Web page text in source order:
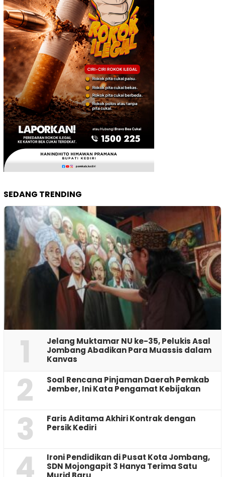
SEDANG TRENDING
1
Jelang Muktamar NU ke-35, Pelukis Asal
Jombang Abadikan Para Muassis dalam
Kanvas
2
‎Soal Rencana Pinjaman Daerah Pemkab
Jember, Ini Kata Pengamat Kebijakan ‎
3
Faris Aditama Akhiri Kontrak dengan
Persik Kediri
4
Ironi Pendidikan di Pusat Kota Jombang,
SDN Mojongapit 3 Hanya Terima Satu